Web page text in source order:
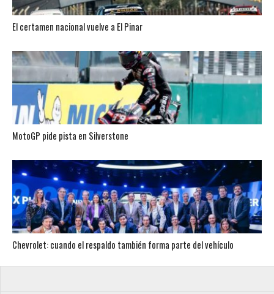
El certamen nacional vuelve a El Pinar
MotoGP pide pista en Silverstone
Chevrolet: cuando el respaldo también forma parte del vehículo